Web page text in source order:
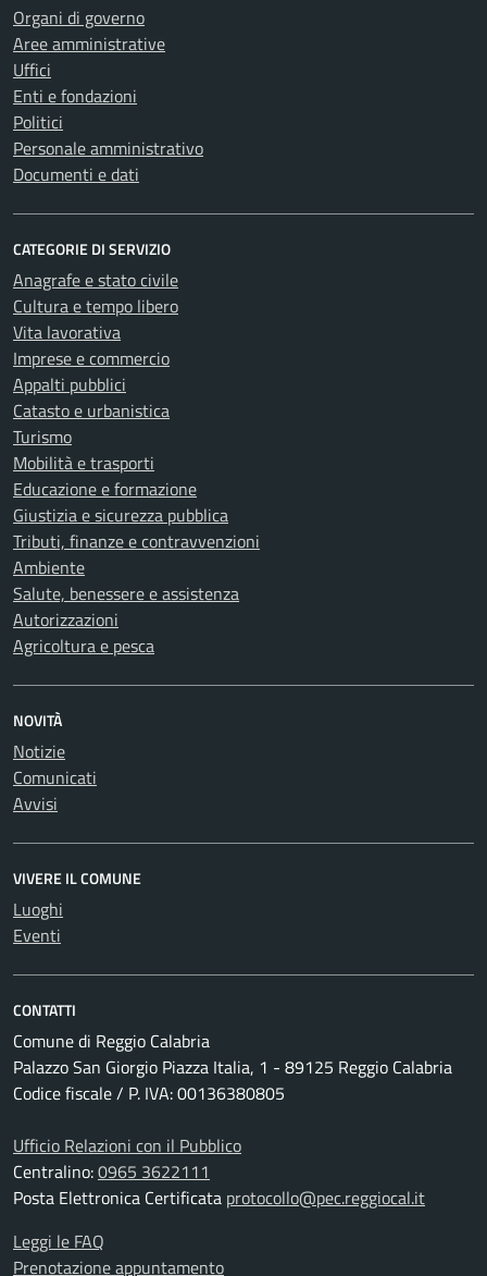
Organi di governo
Aree amministrative
Uffici
Enti e fondazioni
Politici
Personale amministrativo
Documenti e dati
CATEGORIE DI SERVIZIO
Anagrafe e stato civile
Cultura e tempo libero
Vita lavorativa
Imprese e commercio
Appalti pubblici
Catasto e urbanistica
Turismo
Mobilità e trasporti
Educazione e formazione
Giustizia e sicurezza pubblica
Tributi, finanze e contravvenzioni
Ambiente
Salute, benessere e assistenza
Autorizzazioni
Agricoltura e pesca
NOVITÀ
Notizie
Comunicati
Avvisi
VIVERE IL COMUNE
Luoghi
Eventi
CONTATTI
Comune di Reggio Calabria
Palazzo San Giorgio Piazza Italia, 1 - 89125 Reggio Calabria
Codice fiscale / P. IVA: 00136380805
Ufficio Relazioni con il Pubblico
Centralino:0965 3622111
Posta Elettronica Certificata protocollo@pec.reggiocal.it
Leggi le FAQ
Prenotazione appuntamento